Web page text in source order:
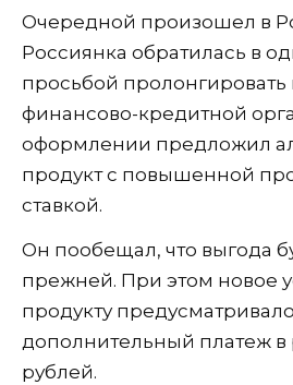
Очередной произошел в
Россиянка обратилась в
просьбой пролонгировать
финансово-кредитной
оформлении предложил
продукт с повышенной
ставкой.
Он пообещал, что выгода
прежней. При этом новое
продукту предусматривало
дополнительный платеж в
рублей.